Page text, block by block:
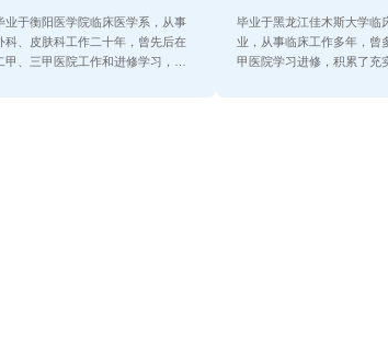
业于衡阳医学院临床医学系，从事
科、皮肤科工作二十年，曾先后在
甲、三甲医院工作和进修学习，对
毕业于黑龙江佳木斯大学临
业，从事临床工作多年，曾
甲医院学习进修，积累了充